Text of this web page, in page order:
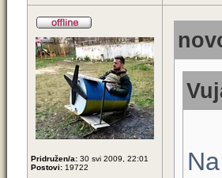
Pridružen/a: 30 svi 2009, 22:01
Postovi: 19722